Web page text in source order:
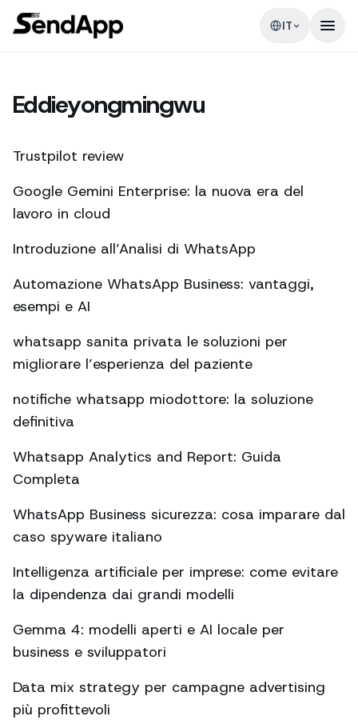
IT
Eddieyongmingwu
Trustpilot review
Google Gemini Enterprise: la nuova era del
lavoro in cloud
Introduzione all’Analisi di WhatsApp
Automazione WhatsApp Business: vantaggi,
esempi e AI
whatsapp sanita privata le soluzioni per
migliorare l’esperienza del paziente
notifiche whatsapp miodottore: la soluzione
definitiva
Whatsapp Analytics and Report: Guida
Completa
WhatsApp Business sicurezza: cosa imparare dal
caso spyware italiano
Intelligenza artificiale per imprese: come evitare
la dipendenza dai grandi modelli
Gemma 4: modelli aperti e AI locale per
business e sviluppatori
Data mix strategy per campagne advertising
più profittevoli